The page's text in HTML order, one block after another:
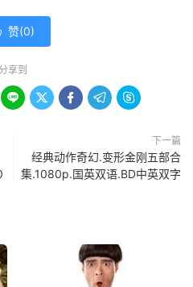
赞(0)
分享到
    
下一篇
经典动作奇幻.变形金刚五部合
集.1080p.国英双语.BD中英双字